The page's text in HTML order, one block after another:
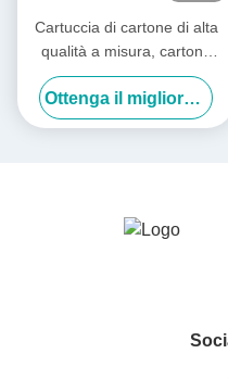
Cartuccia di cartone di alta
qualità a misura, cartone
ondulato, cartone di carta,
cartone di imballaggio,
cartone di spedizione
Ottenga il migliore prezzo